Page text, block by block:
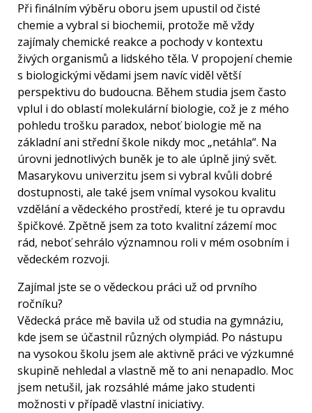
Při finálním výběru oboru jsem upustil od čisté
chemie a vybral si biochemii, protože mě vždy
zajímaly chemické reakce a pochody v kontextu
živých organismů a lidského těla. V propojení chemie
s biologickými vědami jsem navíc viděl větší
perspektivu do budoucna. Během studia jsem často
vplul i do oblastí molekulární biologie, což je z mého
pohledu trošku paradox, neboť biologie mě na
základní ani střední škole nikdy moc „netáhla“. Na
úrovni jednotlivých buněk je to ale úplně jiný svět.
Masarykovu univerzitu jsem si vybral kvůli dobré
dostupnosti, ale také jsem vnímal vysokou kvalitu
vzdělání a vědeckého prostředí, které je tu opravdu
špičkové. Zpětně jsem za toto kvalitní zázemí moc
rád, neboť sehrálo významnou roli v mém osobním i
vědeckém rozvoji.
Zajímal jste se o vědeckou práci už od prvního
ročníku?
Vědecká práce mě bavila už od studia na gymnáziu,
kde jsem se účastnil různých olympiád. Po nástupu
na vysokou školu jsem ale aktivně práci ve výzkumné
skupině nehledal a vlastně mě to ani nenapadlo. Moc
jsem netušil, jak rozsáhlé máme jako studenti
možnosti v případě vlastní iniciativy.